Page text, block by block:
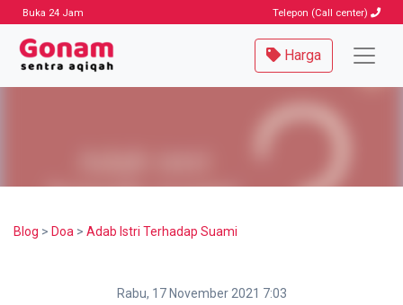
Buka 24 Jam Telepon (Call center)
Harga
Blog > Doa > Adab Istri Terhadap Suami
Rabu, 17 November 2021 7:03